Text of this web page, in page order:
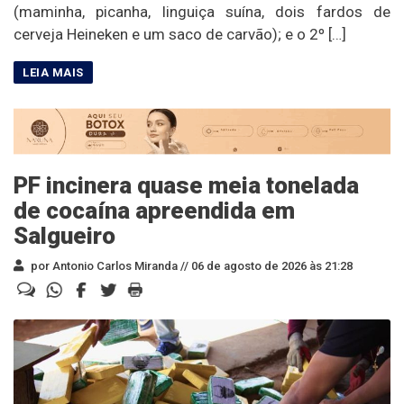
(maminha, picanha, linguiça suína, dois fardos de
cerveja Heineken e um saco de carvão); e o 2º […]
PF incinera quase meia tonelada
de cocaína apreendida em
Salgueiro
por Antonio Carlos Miranda // 06 de agosto de 2026 às 21:28